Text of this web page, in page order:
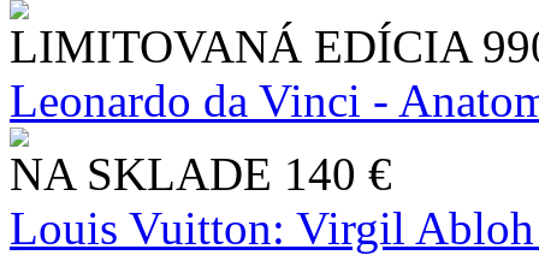
LIMITOVANÁ EDÍCIA
Leonardo da Vinci -
NA SKLADE 140 €
Louis Vuitton: Virgil